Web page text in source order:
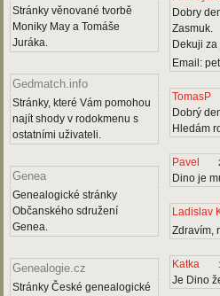
Stránky věnované tvorbě
Moniky May a Tomáše
Juráka.
Gedmatch.info
Stránky, které Vám pomohou
najít shody v rodokmenu s
ostatními uživateli.
Genea
Genealogické stránky
Občanského sdružení
Genea.
Genealogie.cz
Stránky České genealogické
Dobry
Zasmuk.
Dekuji
Email:
TomasP
Dobrý
Hledám
Pavel
Dino je
Ladislav
Zdravím,
Katka
Je Dino